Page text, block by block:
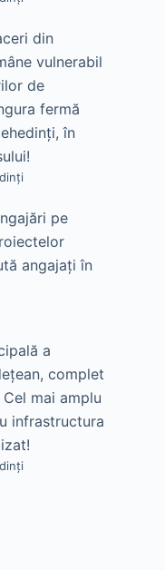
din
vulnerabil
de
fermă
în
pe
angajați în
a
complet
mai amplu
infrastructura